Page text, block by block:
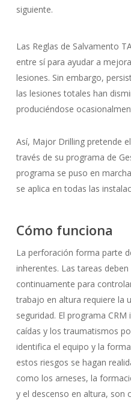
siguiente.
Las Reglas de Salvamento
entre sí para ayudar a
lesiones. Sin embargo,
las lesiones totales han
produciéndose
Así, Major Drilling pretende
través de su programa de
programa se puso en
se aplica en todas las
Cómo funciona
La perforación forma parte
inherentes. Las tareas
continuamente para
trabajo en altura requiere la
seguridad. El programa
caídas y los traumatismos
identifica el equipo y la
estos riesgos se hagan
como los arneses, la
y el descenso en altura, son